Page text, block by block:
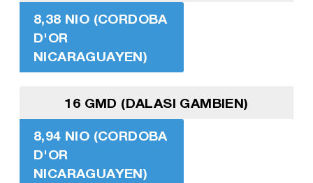
8,38 NIO (CORDOBA
D'OR
NICARAGUAYEN)
16 GMD (DALASI GAMBIEN)
8,94 NIO (CORDOBA
D'OR
NICARAGUAYEN)